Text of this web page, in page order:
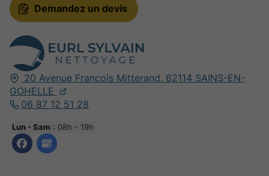
20 Avenue Francois Mitterand, 62114 SAINS-EN-
GOHELLE
06 87 12 51 28
Lun - Sam : 08h - 19h
Demandez un devis